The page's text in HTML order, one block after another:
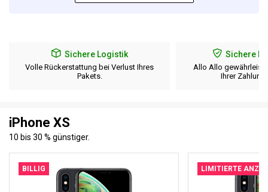
Sichere Logistik
Volle Rückerstattung bei Verlust Ihres
Pakets.
Sichere
Allo Allo
Ihrer
iPhone XS
10 bis 30 % günstiger.
BILLIG LIMITIERTE